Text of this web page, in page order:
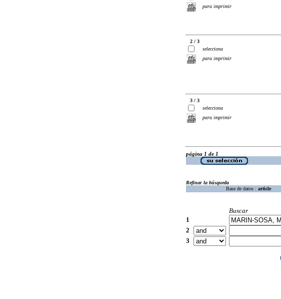
para imprimir
2 / 3
selecciona
para imprimir
3 / 3
selecciona
para imprimir
página 1 de 1
Refinar la búsqueda
Base de datos : article
Buscar
1
2
3